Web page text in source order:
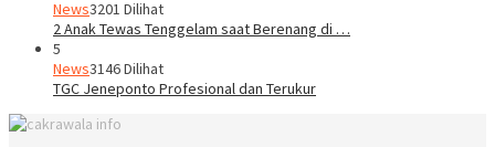
News3201 Dilihat
2 Anak Tewas Tenggelam saat Berenang di …
5
News3146 Dilihat
TGC Jeneponto Profesional dan Terukur